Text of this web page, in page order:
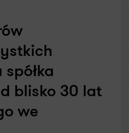
blisko 30 lat
we